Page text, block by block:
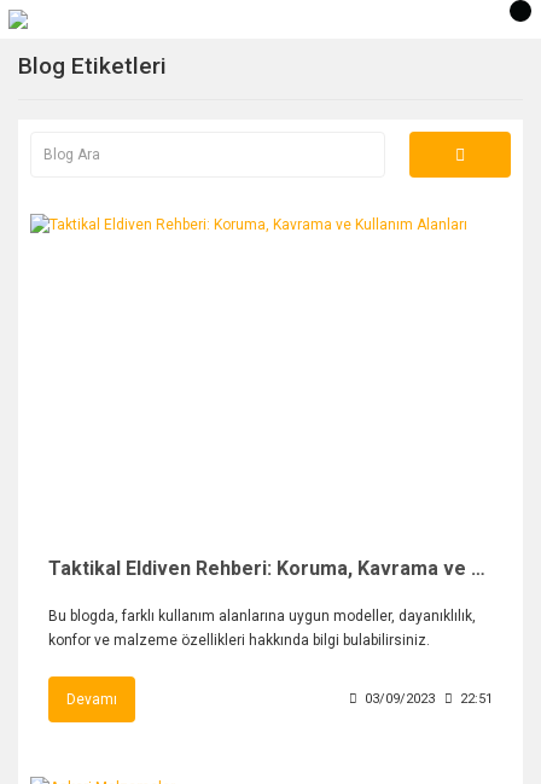
Blog Etiketleri
Taktikal Eldiven Rehberi: Koruma, Kavrama ve Kullanım Alanları
Bu blogda, farklı kullanım alanlarına uygun modeller, dayanıklılık,
konfor ve malzeme özellikleri hakkında bilgi bulabilirsiniz.
Devamı 03/09/2023 22:51